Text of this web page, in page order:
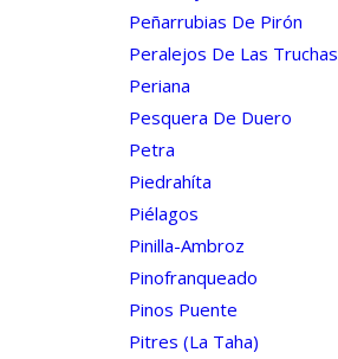
Peñarrubias De Pirón
Peralejos De Las Truchas
Periana
Pesquera De Duero
Petra
Piedrahíta
Piélagos
Pinilla-Ambroz
Pinofranqueado
Pinos Puente
Pitres (la Taha)